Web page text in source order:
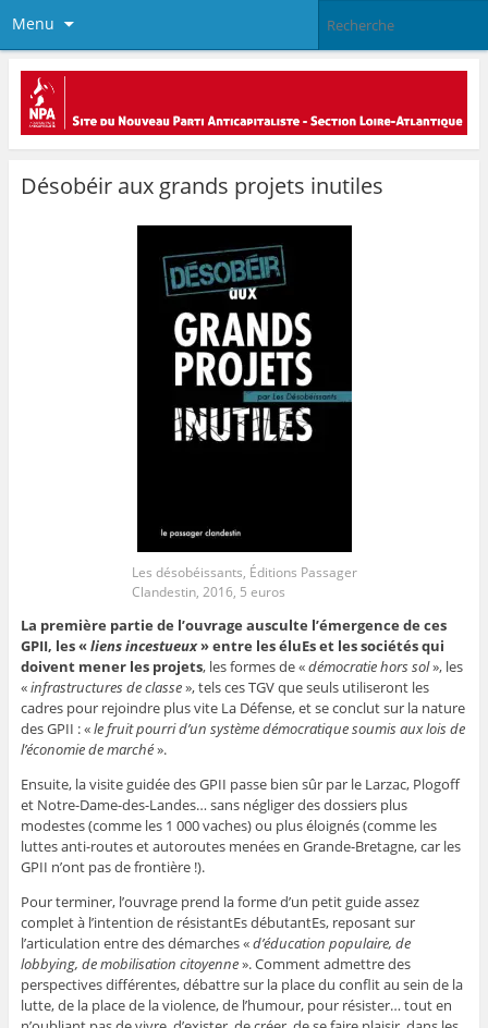
Menu
Désobéir aux grands projets inutiles
Les désobéissants, Éditions Passager
Clandestin, 2016, 5 euros
La première partie de l’ouvrage ausculte l’émergence de ces
GPII, les «liens incestueux» entre les éluEs et les sociétés qui
doivent mener les projets, les formes de «démocratie hors sol», les
«infrastructures de classe», tels ces TGV que seuls utiliseront les
cadres pour rejoindre plus vite La Défense, et se conclut sur la nature
des GPII : «le fruit pourri d’un système démocratique soumis aux lois de
l’économie de marché».
Ensuite, la visite guidée des GPII passe bien sûr par le Larzac, Plogoff
et Notre-Dame-des-Landes… sans négliger des dossiers plus
modestes (comme les 1 000 vaches) ou plus éloignés (comme les
luttes anti-routes et autoroutes menées en Grande-Bretagne, car les
GPII n’ont pas de frontière !).
Pour terminer, l’ouvrage prend la forme d’un petit guide assez
complet à l’intention de résistantEs débutantEs, reposant sur
l’articulation entre des démarches «d’éducation populaire, de
lobbying, de mobilisation citoyenne». Comment admettre des
perspectives différentes, débattre sur la place du conflit au sein de la
lutte, de la place de la violence, de l’humour, pour résister… tout en